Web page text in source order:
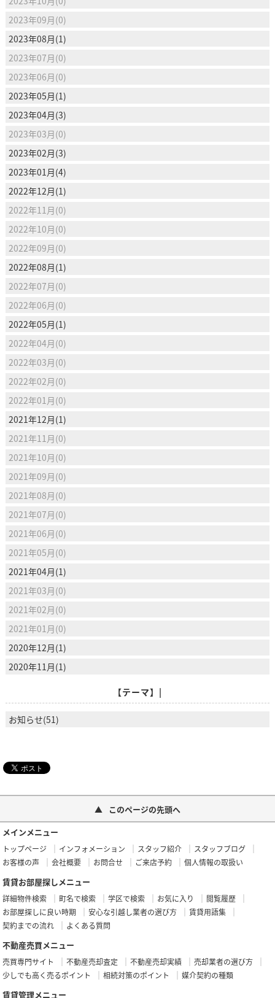
2023年09月(0)
2023年08月(1)
2023年07月(0)
2023年06月(0)
2023年05月(1)
2023年04月(3)
2023年03月(0)
2023年02月(3)
2023年01月(4)
2022年12月(1)
2022年11月(0)
2022年10月(0)
2022年09月(0)
2022年08月(1)
2022年07月(0)
2022年06月(0)
2022年05月(1)
2022年04月(0)
2022年03月(0)
2022年02月(0)
2022年01月(0)
2021年12月(1)
2021年11月(0)
2021年10月(0)
2021年09月(0)
2021年08月(0)
2021年07月(0)
2021年06月(0)
2021年05月(0)
2021年04月(1)
2021年03月(0)
2021年02月(0)
2021年01月(0)
2020年12月(1)
2020年11月(1)
【テーマ】|
お知らせ(51)
このページの先頭へ
メインメニュー
トップページ インフォメーション スタッフ紹介
スタッフブログ
お客様の声
会社概要 お問合せ ご来店予約 個人情報の取扱い
賃貸お部屋探しメニュー
詳細物件検索 町名で検索 学区で検索 お気に入り
閲覧履歴
お部屋探しに良い時期
安心な引越し業者の選び方
賃貸用語集
契約までの流れ
よくある質問
不動産売買メニュー
売買専門サイト 不動産売却査定 不動産売却実績
売却業者の選び方
少しでも高く売るポイント
相続対策のポイント 媒介契約の種類
賃貸管理メニュー